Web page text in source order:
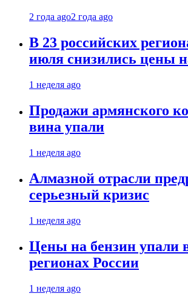
2 года ago2 года ago
В 23 российских
июля снизились цены
1 неделя ago
Продажи армянского
вина упали
1 неделя ago
Алмазной отрасли
серьезный кризис
1 неделя ago
Цены на бензин упали
регионах России
1 неделя ago